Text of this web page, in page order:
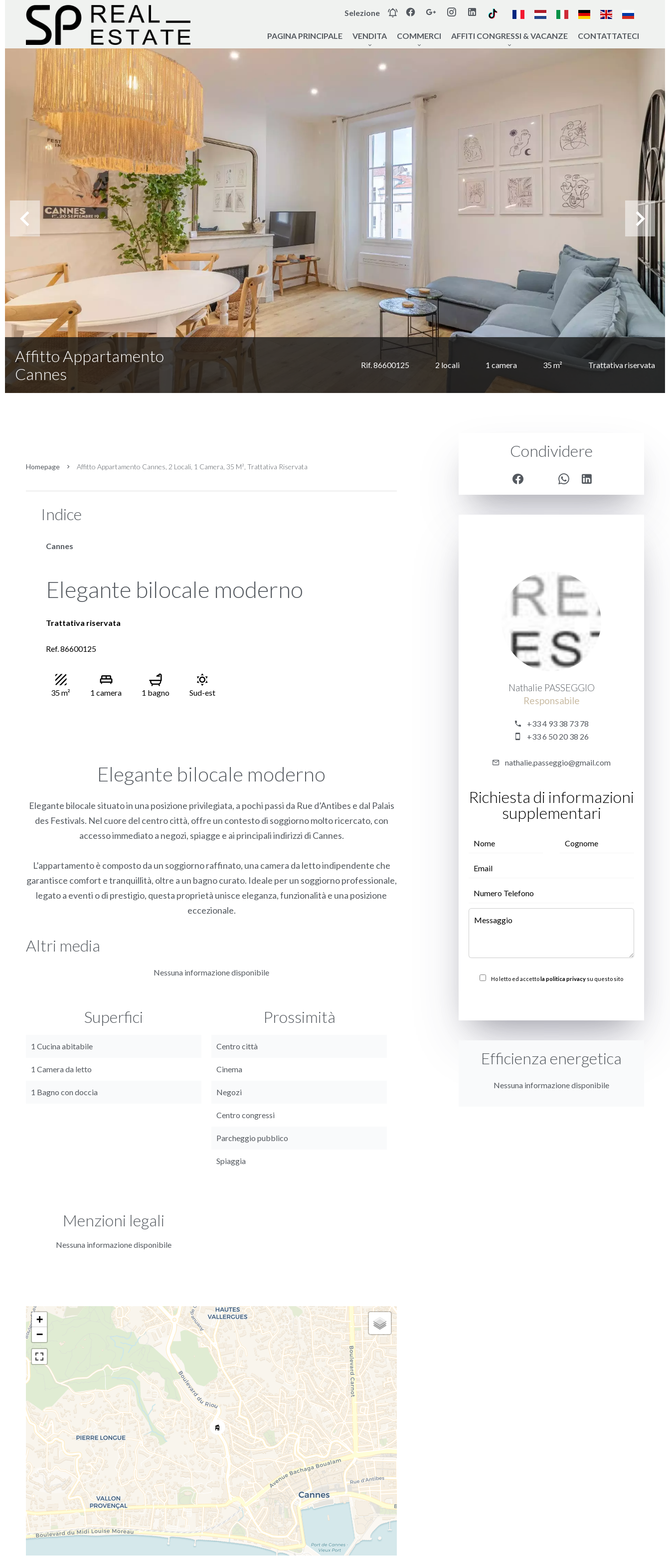
Selezione
PAGINA PRINCIPALE VENDITA COMMERCI AFFITI CONGRESSI & VACANZE CONTATTATECI
Affitto Appartamento
Cannes
Rif. 86600125 2 locali 1 camera 35 m² Trattativa riservata
Homepage Affitto Appartamento Cannes, 2 Locali, 1 Camera, 35 M², Trattativa Riservata
Indice
Cannes
Elegante bilocale moderno
Trattativa riservata
Ref. 86600125
35 m² 1 camera 1 bagno Sud-est
Elegante bilocale moderno
Elegante bilocale situato in una posizione privilegiata, a pochi passi da Rue d’Antibes e dal Palais
des Festivals. Nel cuore del centro città, offre un contesto di soggiorno molto ricercato, con
accesso immediato a negozi, spiagge e ai principali indirizzi di Cannes.
L’appartamento è composto da un soggiorno raffinato, una camera da letto indipendente che
garantisce comfort e tranquillità, oltre a un bagno curato. Ideale per un soggiorno professionale,
legato a eventi o di prestigio, questa proprietà unisce eleganza, funzionalità e una posizione
eccezionale.
Altri media
Nessuna informazione disponibile
Superfici
1 Cucina abitabile
1 Camera da letto
1 Bagno con doccia
Prossimità
Centro città
Cinema
Negozi
Centro congressi
Parcheggio pubblico
Spiaggia
Menzioni legali
Nessuna informazione disponibile
+
−
Condividere
Nathalie PASSEGGIO
Responsabile
+33 4 93 38 73 78
+33 6 50 20 38 26
nathalie.passeggio@gmail.com
Richiesta di informazioni
supplementari
Ho letto ed accettola politica privacy su questo sito
Efficienza energetica
Nessuna informazione disponibile